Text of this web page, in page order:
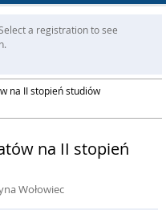
a registration to see
na II stopień studiów
na II stopień
Wołowiec